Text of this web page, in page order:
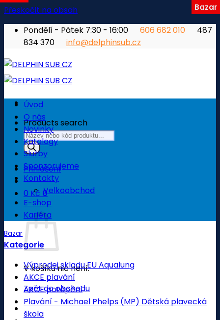
Přeskočit na obsah
Pondělí - Pátek 7:30 - 16:00
606 682 010
487
834 370
info@delphinsub.cz
Products search
Přihlášení
0 Kč 0
Košík
V košíku nic není.
Zpět do obchodu
Úvod
O nás
Novinky
Katalogy
Služby
Sponzorujeme
Kontakty
Velkoobchod
E-shop
Kariéra
Bazar
Kategorie
Výprodej skladu EU Aqualung
AKCE plavání
AKCE potápění
Plavání - Michael Phelps (MP) Dětská plavecká
škola
Bazar